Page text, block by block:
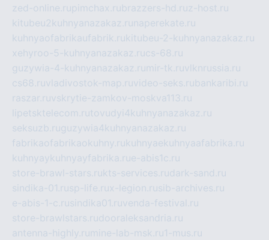
zed-online.rupimchax.rubrazzers-hd.ruz-host.ru
kitubeu2kuhnyanazakaz.ru naperekate.ru
kuhnyaofabrikaufabrik.rukitubeu-2-kuhnyanazakaz.ru
xehyroo-5-kuhnyanazakaz.rucs-68.ru
guzywia-4-kuhnyanazakaz.ru mir-tk.ruvlknrussia.ru
cs68.ruvladivostok-map.ruvideo-seks.rubankaribi.ru
raszar.ruvskrytie-zamkov-moskva113.ru
lipetsktelecom.rutovudyi4kuhnyanazakaz.ru
seksuzb.ruguzywia4kuhnyanazakaz.ru
fabrikaofabrikaokuhny.rukuhnyaekuhnyaafabrika.ru
kuhnyaykuhnyayfabrika.rue-abis1c.ru
store-brawl-stars.rukts-services.rudark-sand.ru
sindika-01.rusp-life.rux-legion.rusib-archives.ru
e-abis-1-c.rusindika01.ruvenda-festival.ru
store-brawlstars.rudooraleksandria.ru
antenna-highly.ru mine-lab-msk.ru1-mus.ru